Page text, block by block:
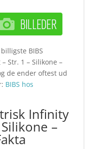
BIBS
Str. 1 – Silikone –
de ender oftest ud
BIBS hos
Infinity
–